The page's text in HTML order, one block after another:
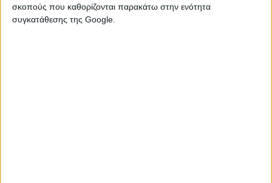
σκοπούς που καθορίζονται παρακάτω στην ενότητα
συγκατάθεσης της Google.
Αγγελία από Ιδιώτη